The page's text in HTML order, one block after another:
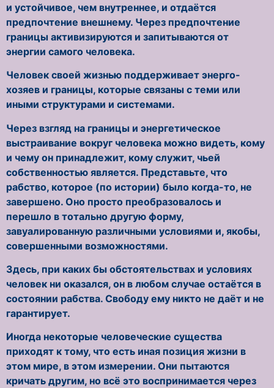
и устойчивое, чем внутреннее, и отдаётся
предпочтение внешнему. Через предпочтение
границы активизируются и запитываются от
энергии самого человека.
Человек своей жизнью поддерживает энерго-
хозяев и границы, которые связаны с теми или
иными структурами и системами.
Через взгляд на границы и энергетическое
выстраивание вокруг человека можно видеть, кому
и чему он принадлежит, кому служит, чьей
собственностью является. Представьте, что
рабство, которое (по истории) было когда-то, не
завершено. Оно просто преобразовалось и
перешло в тотально другую форму,
завуалированную различными условиями и, якобы,
совершенными возможностями.
Здесь, при каких бы обстоятельствах и условиях
человек ни оказался, он в любом случае остаётся в
состоянии рабства. Свободу ему никто не даёт и не
гарантирует.
Иногда некоторые человеческие существа
приходят к тому, что есть иная позиция жизни в
этом мире, в этом измерении. Они пытаются
кричать другим, но всё это воспринимается через